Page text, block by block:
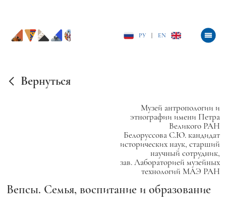
РУ EN
Вернуться
Музей антропологии и
этнографии имени Петра
Великого РАН
Белоруссова С.Ю. кандидат
исторических наук, старший
научный сотрудник,
зав. Лабораторией музейных
технологий МАЭ РАН
Вепсы. Семья, воспитание и образование